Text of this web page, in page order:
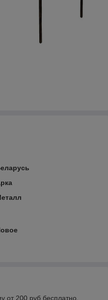
от 200 руб бесплатно.